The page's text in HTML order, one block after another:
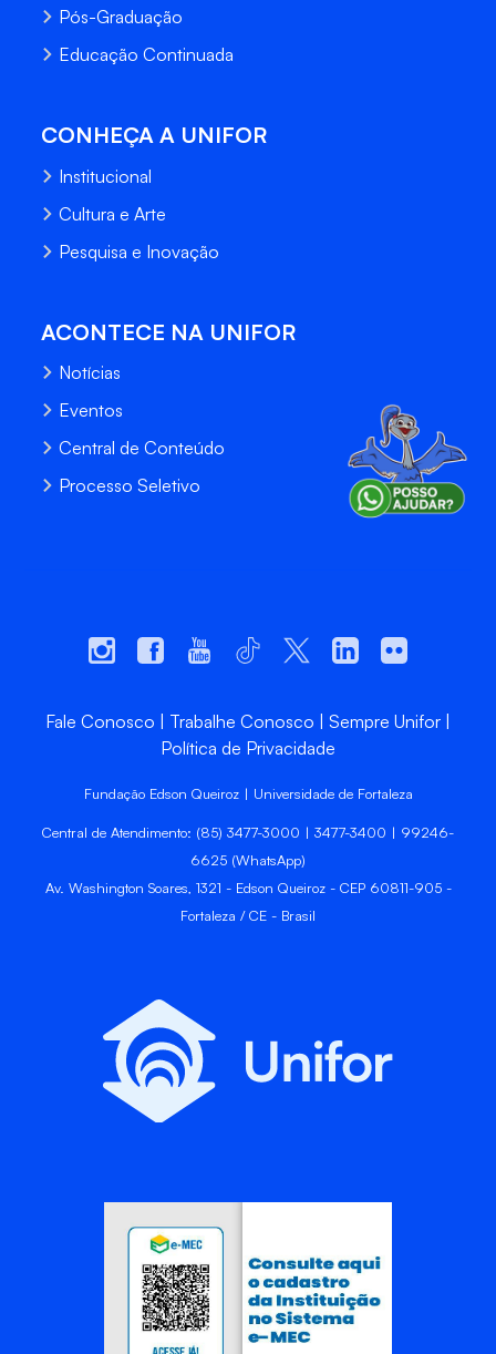
Pós-Graduação
Educação Continuada
CONHEÇA A UNIFOR
Institucional
Cultura e Arte
Pesquisa e Inovação
ACONTECE NA UNIFOR
Notícias
Eventos
Central de Conteúdo
Processo Seletivo
Fale Conosco Trabalhe Conosco
Sempre Unifor
Política de Privacidade
Fundação Edson Queiroz | Universidade de Fortaleza
Central de Atendimento: (85) 3477-3000 | 3477-3400 | 99246-
6625 (WhatsApp)
Av. Washington Soares, 1321 - Edson Queiroz - CEP 60811-905 -
Fortaleza / CE - Brasil